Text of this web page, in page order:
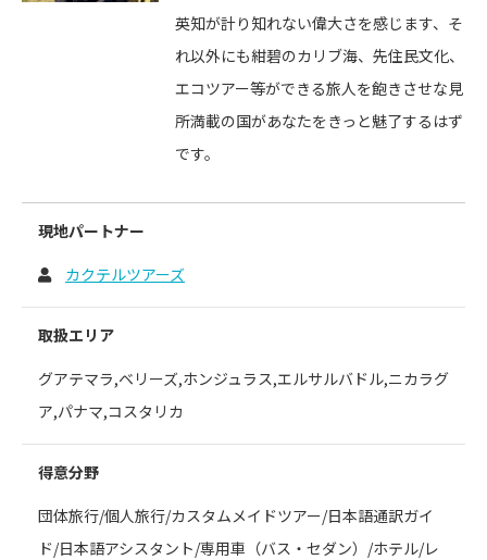
英知が計り知れない偉大さを感じます、そ
れ以外にも紺碧のカリブ海、先住民文化、
エコツアー等ができる旅人を飽きさせな見
所満載の国があなたをきっと魅了するはず
です。
現地パートナー
カクテルツアーズ
取扱エリア
グアテマラ,ベリーズ,ホンジュラス,エルサルバドル,ニカラグ
ア,パナマ,コスタリカ
得意分野
団体旅行/個人旅行/カスタムメイドツアー/日本語通訳ガイ
ド/日本語アシスタント/専用車（バス・セダン）/ホテル/レ